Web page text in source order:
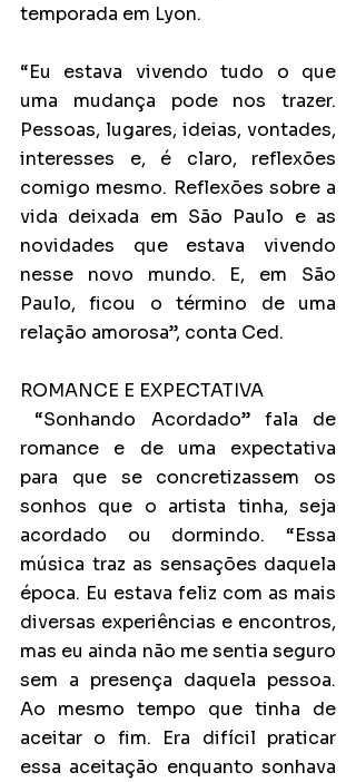
temporada em Lyon.
“Eu estava vivendo tudo o que
uma mudança pode nos trazer.
Pessoas, lugares, ideias, vontades,
interesses e, é claro, reflexões
comigo mesmo. Reflexões sobre a
vida deixada em São Paulo e as
novidades que estava vivendo
nesse novo mundo. E, em São
Paulo, ficou o término de uma
relação amorosa”, conta Ced.
ROMANCE E EXPECTATIVA
romance e de uma expectativa
para que se concretizassem os
sonhos que o artista tinha, seja
acordado ou dormindo. “Essa
música traz as sensações daquela
época. Eu estava feliz com as mais
diversas experiências e encontros,
mas eu ainda não me sentia seguro
sem a presença daquela pessoa.
Ao mesmo tempo que tinha de
aceitar o fim. Era difícil praticar
essa aceitação enquanto sonhava